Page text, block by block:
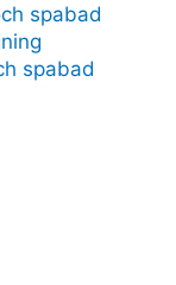
spabad
spabad